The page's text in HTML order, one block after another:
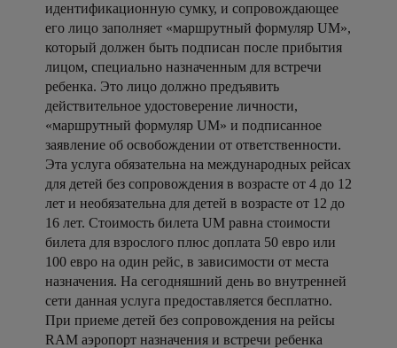
идентификационную сумку, и сопровождающее
его лицо заполняет «маршрутный формуляр UM»,
который должен быть подписан после прибытия
лицом, специально назначенным для встречи
ребенка. Это лицо должно предъявить
действительное удостоверение личности,
«маршрутный формуляр UM» и подписанное
заявление об освобождении от ответственности.
Эта услуга обязательна на международных рейсах
для детей без сопровождения в возрасте от 4 до 12
лет и необязательна для детей в возрасте от 12 до
16 лет. Стоимость билета UM равна стоимости
билета для взрослого плюс доплата 50 евро или
100 евро на один рейс, в зависимости от места
назначения. На сегодняшний день во внутренней
сети данная услуга предоставляется бесплатно.
При приеме детей без сопровождения на рейсы
RAM аэропорт назначения и встречи ребенка